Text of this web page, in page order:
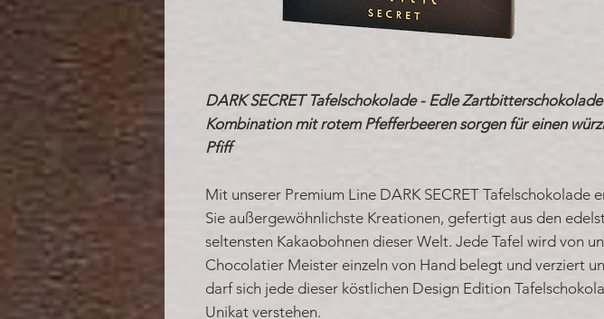
DARK SECRET Tafelschokolade - Edle
Kombination mit rotem Pfefferbeeren sorgen für einen
Pfiff
Mit unserer Premium Line DARK SECRET Tafelschokolade
Sie außergewöhnlichste Kreationen, gefertigt aus den
seltensten Kakaobohnen dieser Welt. Jede Tafel wird von
Chocolatier Meister einzeln von Hand belegt und verziert
darf sich jede dieser köstlichen Design Edition
Unikat verstehen.